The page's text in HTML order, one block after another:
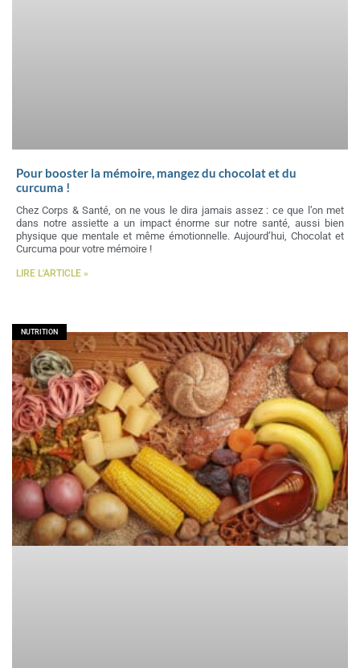
Pour booster la mémoire, mangez du chocolat et du
curcuma !
Chez Corps & Santé, on ne vous le dira jamais assez : ce que l’on met
dans notre assiette a un impact énorme sur notre santé, aussi bien
physique que mentale et même émotionnelle. Aujourd’hui, Chocolat et
Curcuma pour votre mémoire !
LIRE L'ARTICLE »
NUTRITION